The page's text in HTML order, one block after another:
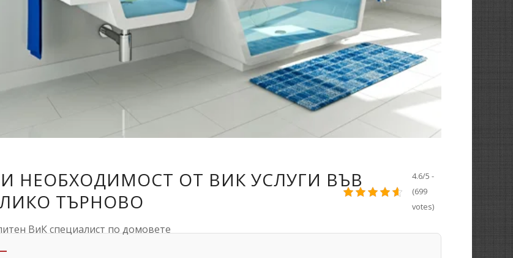
НЕОБХОДИМОСТ ОТ ВИК УСЛУГИ ВЪВ
ТЪРНОВО
ВиК специалист по домовете
4.6/5 -
(699
votes)